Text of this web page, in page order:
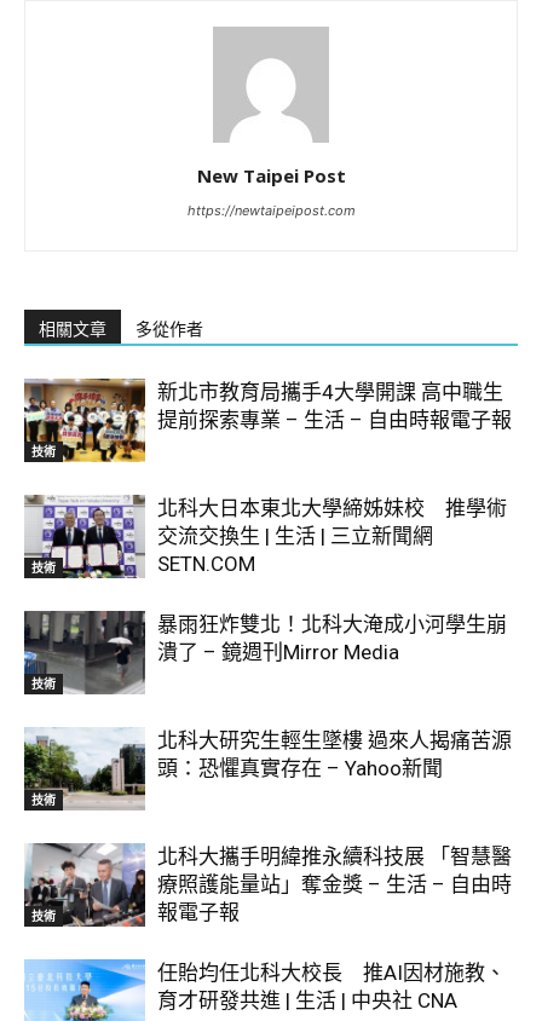
New Taipei Post
https://newtaipeipost.com
相關文章 多從作者
技術
新北市教育局攜手4大學開課 高中職生
提前探索專業 – 生活 – 自由時報電子報
技術
北科大日本東北大學締姊妹校 推學術
交流交換生 | 生活 | 三立新聞網
SETN.COM
技術
暴雨狂炸雙北！北科大淹成小河學生崩
潰了 – 鏡週刊Mirror Media
技術
北科大研究生輕生墜樓 過來人揭痛苦源
頭：恐懼真實存在 – Yahoo新聞
技術
北科大攜手明緯推永續科技展 「智慧醫
療照護能量站」奪金獎 – 生活 – 自由時
報電子報
任貽均任北科大校長 推AI因材施教、
育才研發共進 | 生活 | 中央社 CNA